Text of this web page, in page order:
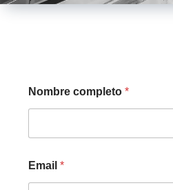
Nombre completo *
Email *